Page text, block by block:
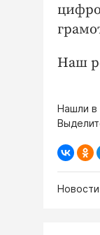
Наш
Нашли в